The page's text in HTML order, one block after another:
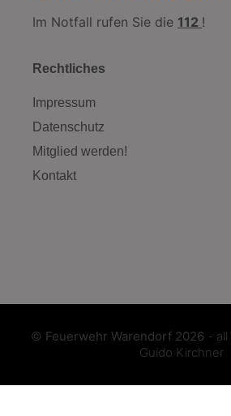
Im Notfall rufen Sie die 112 !
Rechtliches
Impressum
Datenschutz
Mitglied werden!
Kontakt
© Feuerwehr Warendorf 2026 -
Guido Kirchner